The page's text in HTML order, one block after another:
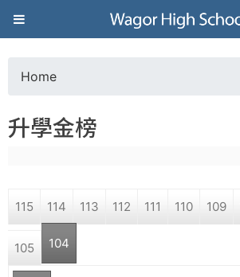
Jump to navigation
葳
格
高
學
o
a
r
Home
升學金榜
115 114 113 112 111 110 109
105 104